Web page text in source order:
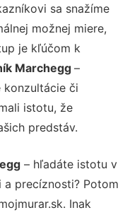
sa snažíme
možnej miere,
je kľúčom k
Marchegg –
konzultácie či
istotu, že
predstáv.
– hľadáte istotu v
precíznosti? Potom
Inak